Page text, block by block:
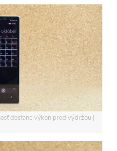
dostane výkon pred výdržou